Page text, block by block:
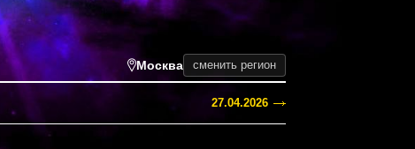
Москва сменить регион
27.04.2026